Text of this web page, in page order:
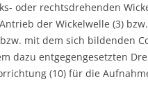
oder rechtsdrehenden
der Wickelwelle (3)
mit dem sich bildenden
dazu entgegengesetzten
(10) für die